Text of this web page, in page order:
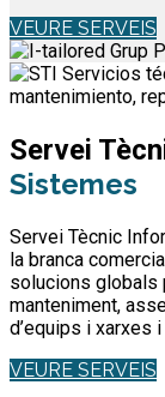
VEURE SERVEIS
Servei
Sistemes
Servei Tècnic
la branca
solucions globals
manteniment,
d’equips i xarxes
VEURE SERVEIS